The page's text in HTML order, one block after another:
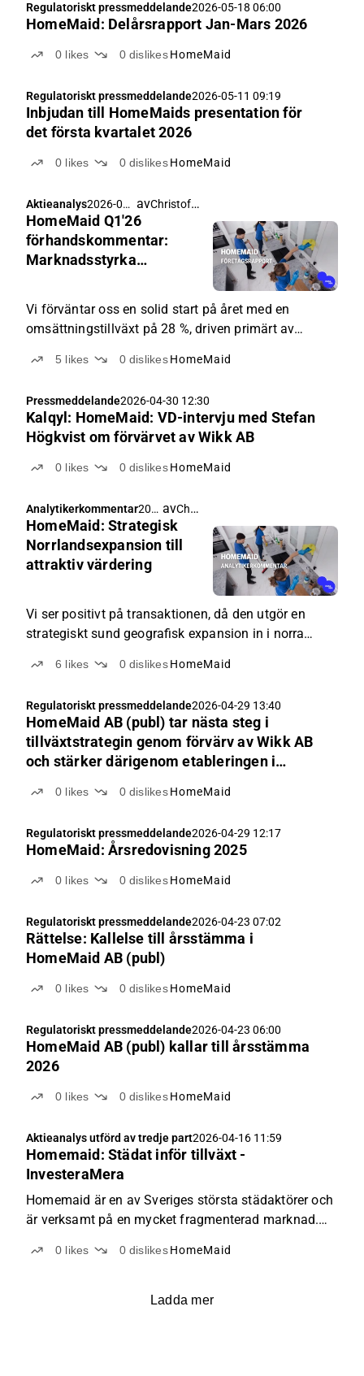
Regulatoriskt pressmeddelande2026-05-18 06:00
HomeMaid: Delårsrapport Jan-Mars 2026
0 likes 0 dislikes HomeMaid
Regulatoriskt pressmeddelande2026-05-11 09:19
Inbjudan till HomeMaids presentation för
det första kvartalet 2026
0 likes 0 dislikes HomeMaid
Aktieanalys2026-05-
06 05:30
av Christoffer Jennel
HomeMaid Q1'26
förhandskommentar:
Marknadsstyrka
Vi förväntar oss en solid start på året med en
omsättningstillväxt på 28 %, driven primärt av
motståndskraftig RUT-marknad som fortsatte att
5 likes 0 dislikes HomeMaid
Pressmeddelande2026-04-30 12:30
Kalqyl: HomeMaid: VD-intervju med Stefan
Högkvist om förvärvet av Wikk AB
0 likes 0 dislikes HomeMaid
Analytikerkommentar202
6-
04-
04:0
av Christoffer Jennel
HomeMaid: Strategisk
Norrlandsexpansion till
attraktiv värdering
Vi ser positivt på transaktionen, då den utgör en
strategiskt sund geografisk expansion in i norra
6 likes 0 dislikes HomeMaid
Regulatoriskt pressmeddelande2026-04-29 13:40
HomeMaid AB (publ) tar nästa steg i
tillväxtstrategin genom förvärv av Wikk AB
och stärker därigenom etableringen i
0 likes 0 dislikes HomeMaid
Regulatoriskt pressmeddelande2026-04-29 12:17
HomeMaid: Årsredovisning 2025
0 likes 0 dislikes HomeMaid
Regulatoriskt pressmeddelande2026-04-23 07:02
Rättelse: Kallelse till årsstämma i
HomeMaid AB (publ)
0 likes 0 dislikes HomeMaid
Regulatoriskt pressmeddelande2026-04-23 06:00
HomeMaid AB (publ) kallar till årsstämma
2026
0 likes 0 dislikes HomeMaid
Aktieanalys utförd av tredje part2026-04-16 11:59
Homemaid: Städat inför tillväxt -
InvesteraMera
Homemaid är en av Sveriges största städaktörer och
är verksamt på en mycket fragmenterad marknad.
historik av lönsam tillväxt växlar bolaget nu upp sitt
0 likes 0 dislikes HomeMaid
Ladda mer